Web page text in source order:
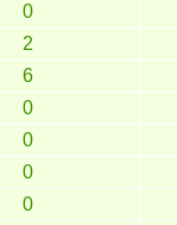
0
2
6
0
0
0
0